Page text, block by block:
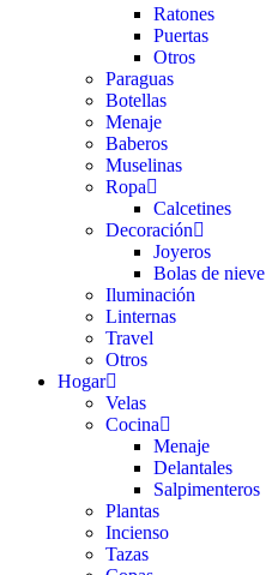
Ratones
Puertas
Otros
Paraguas
Botellas
Menaje
Baberos
Muselinas
Ropa
Calcetines
Decoración
Joyeros
Bolas de nieve
Iluminación
Linternas
Travel
Otros
Hogar
Velas
Cocina
Menaje
Delantales
Salpimenteros
Plantas
Incienso
Tazas